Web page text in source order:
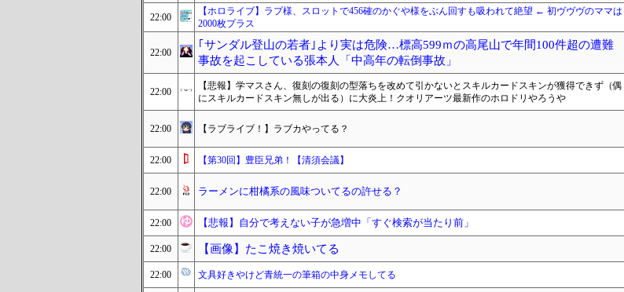
22:00
【ホロライブ】ラプ様、スロットで456確のかぐや様をぶん回すも吸われて絶望 ← 初ヴヴヴのママは
2000枚プラス
22:00
｢サンダル登山の若者｣より実は危険…標高599ｍの高尾山で年間100件超の遭難
事故を起こしている張本人「中高年の転倒事故」
22:00
【悲報】学マスさん、復刻の復刻の型落ちを改めて引かないとスキルカードスキンが獲得できず（偶
にスキルカードスキン無しが出る）に大炎上！クオリアーツ最新作のホロドリやろうや
22:00 【ラブライブ！】ラブカやってる？
22:00 【第30回】豊臣兄弟！【清須会議】
22:00 ラーメンに柑橘系の風味ついてるの許せる？
22:00 【悲報】自分で考えない子が急増中「すぐ検索が当たり前」
22:00 【画像】たこ焼き焼いてる
22:00 文具好きやけど青統一の筆箱の中身メモしてる